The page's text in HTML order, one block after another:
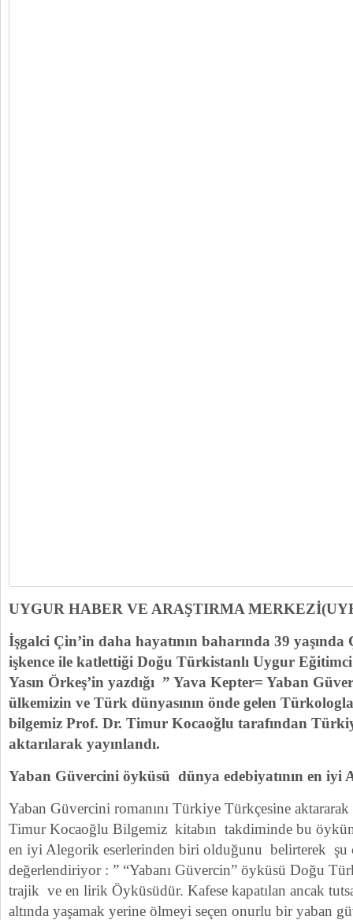
UYGUR HABER VE ARAŞTIRMA
İşgalci Çin’in daha hayatının baharında 39
işkence ile katlettiği Doğu Türkistanlı Uygur
Yasın Örkeş’in yazdığı ” Yava Kepter= Yaban
ülkemizin ve Türk dünyasının önde gelen
bilgemiz Prof. Dr. Timur Kocaoğlu tarafından
aktarılarak yayınlandı.
Yaban Güvercini öyküsü dünya edebiyatının en iyi
Yaban Güvercini romanını Türkiye Türkçesine
Timur Kocaoğlu Bilgemiz kitabın takdiminde bu
en iyi Alegorik eserlerinden biri olduğunu belirterek şu
değerlendiriyor : ” “Yabanı Güvercin” öyküsü Doğu
trajik ve en lirik Öyküsüdür. Kafese kapatılan ancak
altında yaşamak yerine ölmeyi seçen onurlu bir yaban